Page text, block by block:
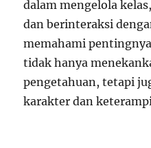
dalam mengelola
dan berinteraksi
memahami
tidak hanya
pengetahuan, tetapi
karakter dan